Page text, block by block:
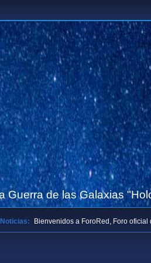
Guerra de las Galaxias
Noticias: Bienvenidos a ForoRed, Foro